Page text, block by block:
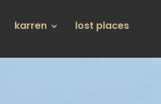
karren lost places